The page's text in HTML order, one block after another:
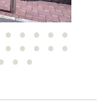
会社概要
スタッフ紹介
お知らせ